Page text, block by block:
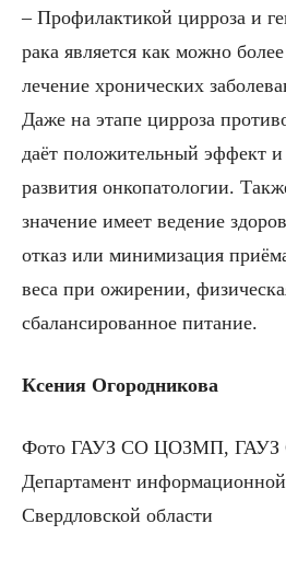
– Профилактикой цирроза и
рака является как можно
лечение хронических
Даже на этапе цирроза
даёт положительный эффект
развития онкопатологии.
значение имеет ведение
отказ или минимизация
веса при ожирении,
сбалансированное питание.
Ксения Огородникова
Фото ГАУЗ СО ЦОЗМП,
Департамент
Свердловской области